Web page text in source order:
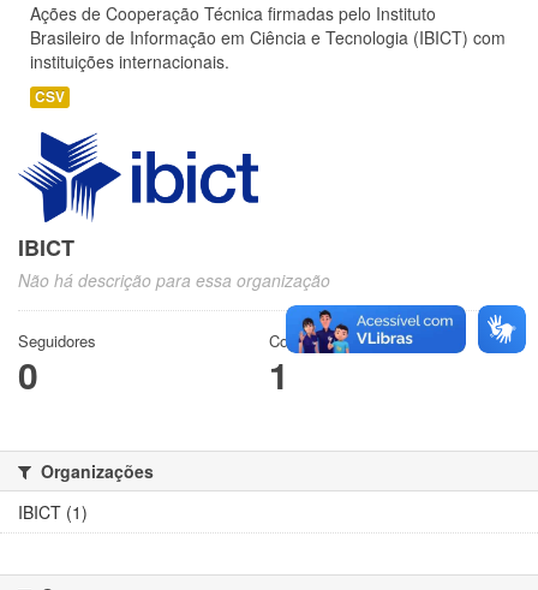
Ações de Cooperação Técnica firmadas pelo Instituto
Brasileiro de Informação em Ciência e Tecnologia (IBICT) com
instituições internacionais.
CSV
IBICT
Não há descrição para essa organização
Seguidores
0
Conjuntos de dados
1
Organizações
IBICT (1)